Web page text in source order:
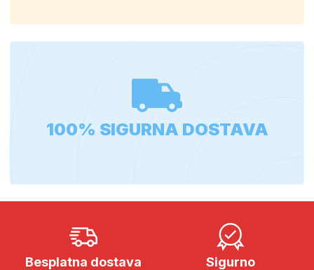
100% SIGURNA DOSTAVA
Besplatna dostava Sigurno